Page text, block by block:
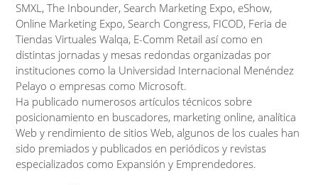
SMXL, The Inbounder, Search Marketing Expo, eShow,
Online Marketing Expo, Search Congress, FICOD, Feria de
Tiendas Virtuales Walqa, E-Comm Retail así como en
distintas jornadas y mesas redondas organizadas por
instituciones como la Universidad Internacional Menéndez
Pelayo o empresas como Microsoft.
Ha publicado numerosos artículos técnicos sobre
posicionamiento en buscadores, marketing online, analítica
Web y rendimiento de sitios Web, algunos de los cuales han
sido premiados y publicados en periódicos y revistas
especializados como Expansión y Emprendedores.